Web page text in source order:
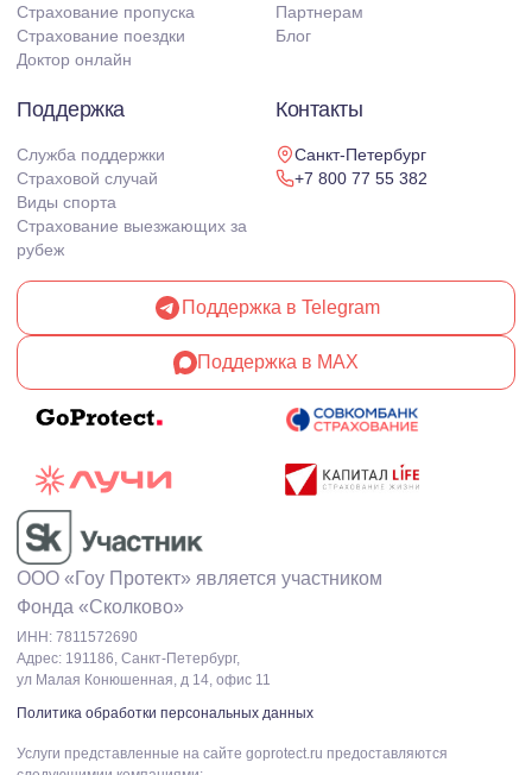
Партнерам
Блог
Поддержка
Служба поддержки
Страховой случай
Виды спорта
Страхование выезжающих за
рубеж
Страхование пропуска
Страхование поездки
Доктор онлайн
Контакты
Санкт-Петербург
+7 800 77 55 382
Поддержка в Telegram
Поддержка в MAX
ООО «Гоу Протект» является участником
Фонда «Сколково»
ИНН: 7811572690
Адрес: 191186, Санкт-Петербург,
ул Малая Конюшенная, д 14, офис 11
Политика обработки персональных данных
Услуги представленные на сайте goprotect.ru предоставляются